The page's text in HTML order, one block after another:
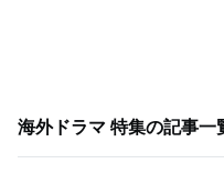
海外ドラマ 特集の記事一